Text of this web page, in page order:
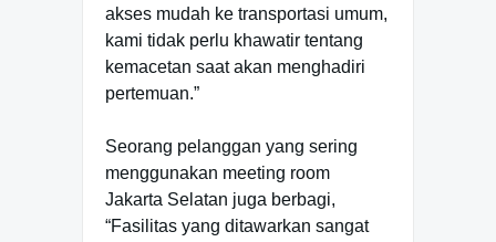
akses mudah ke transportasi umum,
kami tidak perlu khawatir tentang
kemacetan saat akan menghadiri
pertemuan.”
Seorang pelanggan yang sering
menggunakan meeting room
Jakarta Selatan juga berbagi,
“Fasilitas yang ditawarkan sangat